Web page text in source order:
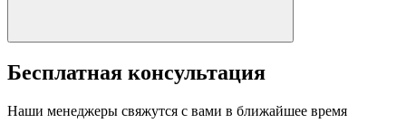
Бесплатная консультация
Наши менеджеры свяжутся с вами в ближайшее время